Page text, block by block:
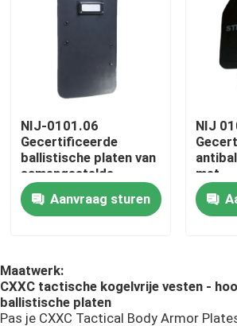
Fabriekstocht
Kwaliteitscontrole
Nieuws
Vraag een offerte
Militair tactisch kogelvrij vest
NIJ-0101.06
Gecertificeerde
ballistische platen van
samengestelde
materialen voor een
hogere bescherming
tegen geweervuur
Aanvraag sturen
NIJ
met
Maatwerk:
CXXC tactische kogelvrije vesten -
ballistische platen
Pas je CXXC Tactical Body Armor